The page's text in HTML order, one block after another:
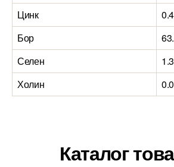
Цинк
Бор
Селен
Холин
Каталог